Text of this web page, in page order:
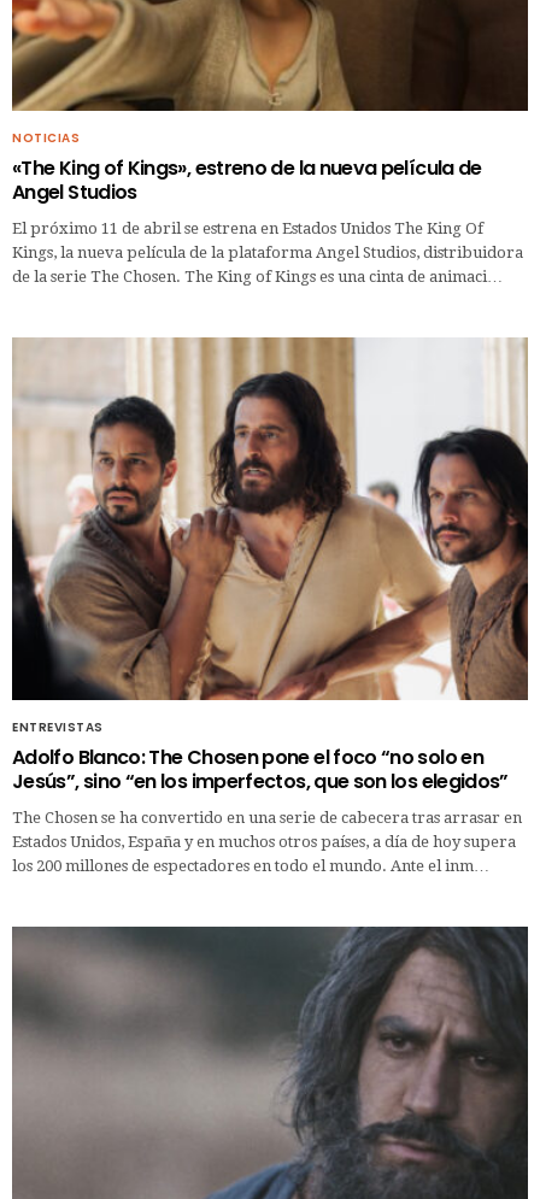
NOTICIAS
«The King of Kings», estreno de la nueva película de
Angel Studios
El próximo 11 de abril se estrena en Estados Unidos The King Of
Kings, la nueva película de la plataforma Angel Studios, distribuidora
de la serie The Chosen. The King of Kings es una cinta de animaci…
ENTREVISTAS
Adolfo Blanco: The Chosen pone el foco “no solo en
Jesús”, sino “en los imperfectos, que son los elegidos”
The Chosen se ha convertido en una serie de cabecera tras arrasar en
Estados Unidos, España y en muchos otros países, a día de hoy supera
los 200 millones de espectadores en todo el mundo. Ante el inm…